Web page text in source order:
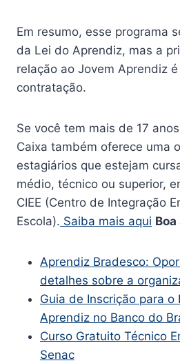
Em resumo, esse programa
da Lei do Aprendiz, mas a
relação ao Jovem Aprendiz
contratação.
Se você tem mais de 17
Caixa também oferece uma
estagiários que estejam
médio, técnico ou superior,
CIEE (Centro de Integração
Escola). Saiba mais aqui
Aprendiz Bradesco:
detalhes sobre a
Guia de Inscrição para o
Aprendiz no Banco do
Curso Gratuito Técnico
Senac